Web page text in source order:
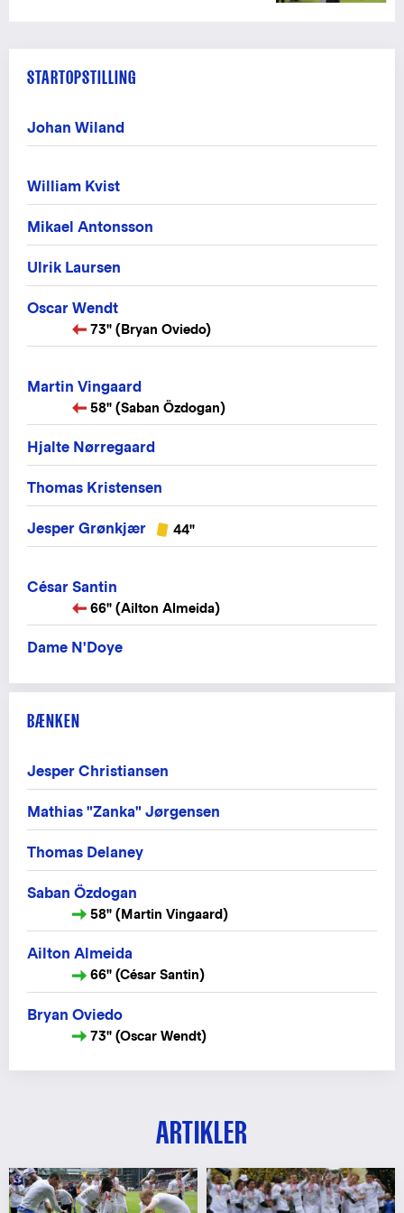
STARTOPSTILLING
Johan Wiland
William Kvist
Mikael Antonsson
Ulrik Laursen
Oscar Wendt
73" (Bryan Oviedo)
Martin Vingaard
58" (Saban Özdogan)
Hjalte Nørregaard
Thomas Kristensen
Jesper Grønkjær 44"
César Santin
66" (Ailton Almeida)
Dame N'Doye
BÆNKEN
Jesper Christiansen
Mathias "Zanka" Jørgensen
Thomas Delaney
Saban Özdogan
58" (Martin Vingaard)
Ailton Almeida
66" (César Santin)
Bryan Oviedo
73" (Oscar Wendt)
ARTIKLER